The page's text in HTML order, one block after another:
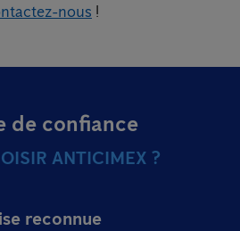
nous !
de confiance
ANTICIMEX ?
reconnue